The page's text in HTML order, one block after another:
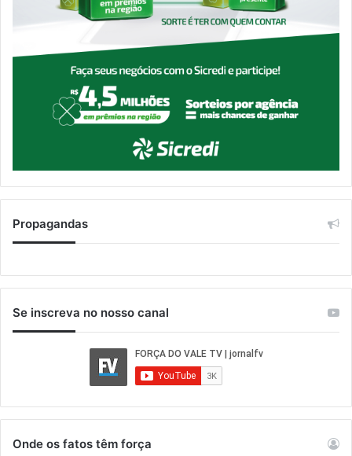
Propagandas
Se inscreva no nosso canal
Onde os fatos têm força